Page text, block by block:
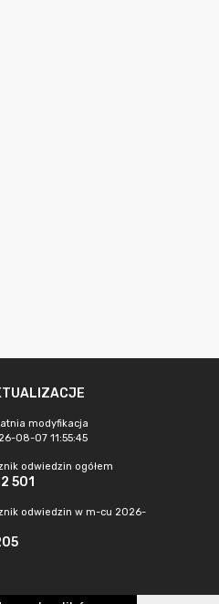
modyfikacja
08-07 11:55:45
odwiedzin ogółem
501
odwiedzin w m-cu 2026-